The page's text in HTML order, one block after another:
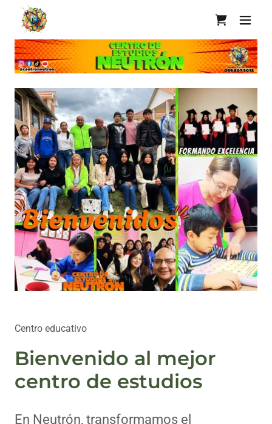
Centro educativo
Bienvenido al mejor
centro de estudios
En Neutrón, transformamos el